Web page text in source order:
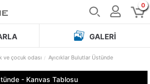
0
GALERI
ve çocuk odası Ayıcıklar Bulutlar Üstünde
- Kanvas Tablosu